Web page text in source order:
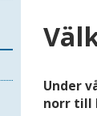
Under
norr till